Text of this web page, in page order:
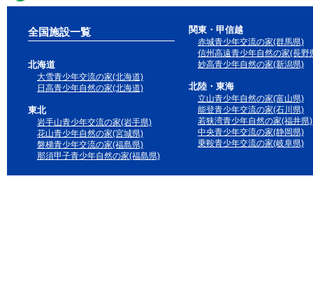
全国施設一覧
北海道
大雪青少年交流の家(北海道)
日高青少年自然の家(北海道)
東北
岩手山青少年交流の家(岩手県)
花山青少年自然の家(宮城県)
磐梯青少年交流の家(福島県)
那須甲子青少年自然の家(福島県)
関東・甲信越
赤城青少年交流の家(群馬県)
信州高遠青少年自然の家(長野
妙高青少年自然の家(新潟県)
北陸・東海
立山青少年自然の家(富山県)
能登青少年交流の家(石川県)
若狭湾青少年自然の家(福井県)
中央青少年交流の家(静岡県)
乗鞍青少年交流の家(岐阜県)